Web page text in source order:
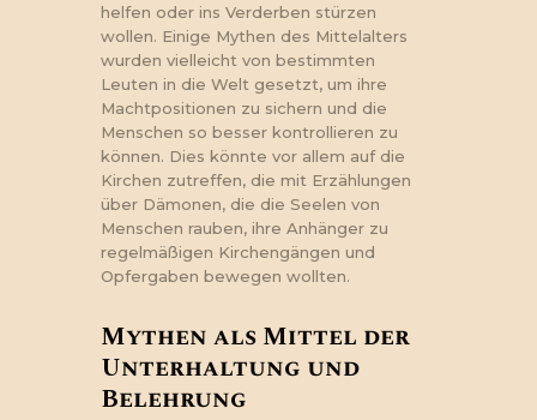
helfen oder ins Verderben stürzen
wollen. Einige Mythen des Mittelalters
wurden vielleicht von bestimmten
Leuten in die Welt gesetzt, um ihre
Machtpositionen zu sichern und die
Menschen so besser kontrollieren zu
können. Dies könnte vor allem auf die
Kirchen zutreffen, die mit Erzählungen
über Dämonen, die die Seelen von
Menschen rauben, ihre Anhänger zu
regelmäßigen Kirchengängen und
Opfergaben bewegen wollten.
Mythen als Mittel der
Unterhaltung und
Belehrung